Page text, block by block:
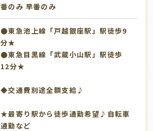
番のみ 早番のみ
●東急池上線「戸越銀座駅」駅徒歩9
分★
●東急目黒線「武蔵小山駅」駅徒歩
12分★
◆交通費別途全額支給♪
★最寄り駅から徒歩通勤希望♪自転車
通勤など